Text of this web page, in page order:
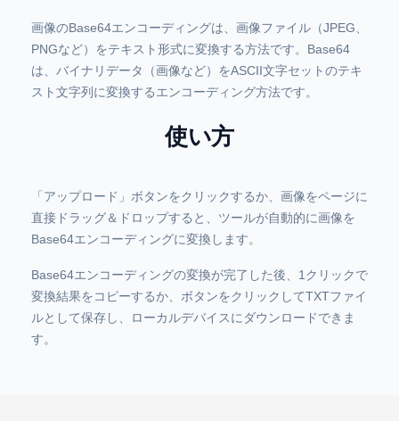
画像のBase64エンコーディングは、画像ファイル（JPEG、
PNGなど）をテキスト形式に変換する方法です。Base64
は、バイナリデータ（画像など）をASCII文字セットのテキ
スト文字列に変換するエンコーディング方法です。
使い方
「アップロード」ボタンをクリックするか、画像をページに
直接ドラッグ＆ドロップすると、ツールが自動的に画像を
Base64エンコーディングに変換します。
Base64エンコーディングの変換が完了した後、1クリックで
変換結果をコピーするか、ボタンをクリックしてTXTファイ
ルとして保存し、ローカルデバイスにダウンロードできま
す。